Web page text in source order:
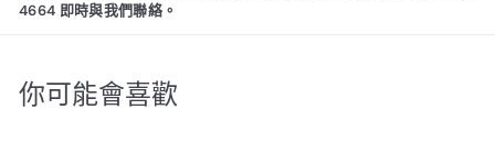
4664 即時與我們聯絡。
你可能會喜歡